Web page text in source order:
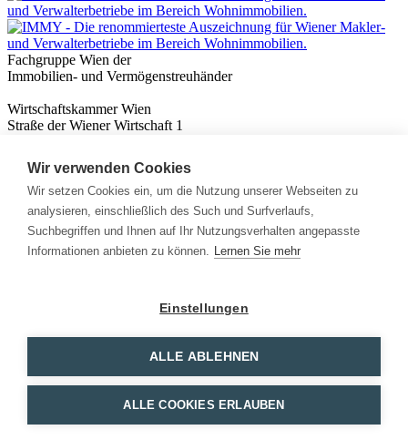
Fachgruppe Wien der
Immobilien- und Vermögenstreuhänder
Wirtschaftskammer Wien
Straße der Wiener Wirtschaft 1
Nützliches
Immobilienwissen
Formulare & Rechner
Expert:innen
Info
Wir verwenden Cookies
Wir setzen Cookies ein, um die Nutzung unserer Webseiten zu
analysieren, einschließlich des Such und Surfverlaufs,
Suchbegriffen und Ihnen auf Ihr Nutzungsverhalten angepasste
Informationen anbieten zu können. Lernen Sie mehr
Einstellungen
ALLE ABLEHNEN
ALLE COOKIES ERLAUBEN